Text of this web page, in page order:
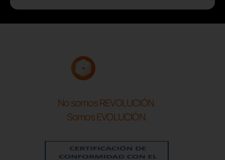
No somos REVOLUCIÓN.
Somos EVOLUCIÓN.